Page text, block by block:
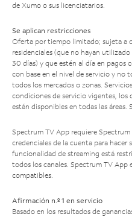
de Xumo o sus licenciatarios.
Se aplican restricciones
Oferta por tiempo limitado; sujeta a
residenciales (que no hayan
30 días) y que estén al día en pagos
con base en el nivel de servicio y no
todos los mercados o zonas.
condiciones de servicio vigentes, los
están disponibles en todas las áreas.
Spectrum TV App requiere Spectrum
credenciales de la cuenta para
funcionalidad de streaming está
todos los canales. Spectrum TV
compatibles.
Afirmación n.º 1 en servicio
Basado en los resultados de